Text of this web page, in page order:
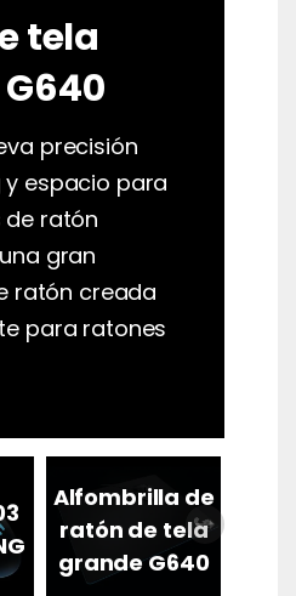
tela
precisión
espacio para
ratón
gran
ratón creada
para ratones
Alfombrilla de
ratón de tela
grande G640
arrow_right_alt